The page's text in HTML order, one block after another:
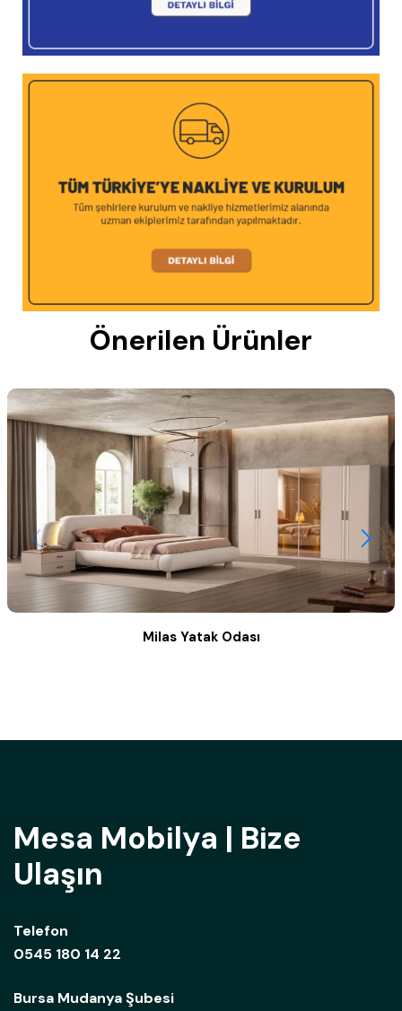
Önerilen Ürünler
Milas Yatak Odası
Mesa Mobilya | Bize
Ulaşın
Telefon
0545 180 14 22
Bursa Mudanya Şubesi